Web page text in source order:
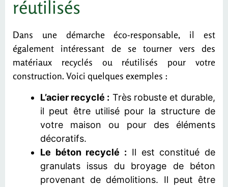
réutilisés
Dans une démarche éco-responsable, il est
également intéressant de se tourner vers des
matériaux recyclés ou réutilisés pour votre
construction. Voici quelques exemples :
L’acier recyclé : Très robuste et durable,
il peut être utilisé pour la structure de
votre maison ou pour des éléments
décoratifs.
Le béton recyclé : Il est constitué de
granulats issus du broyage de béton
provenant de démolitions. Il peut être